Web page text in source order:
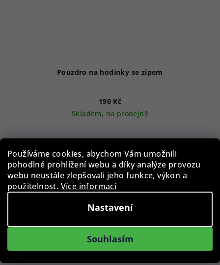
Používáme cookies, abychom Vám umožnili
pohodlné prohlížení webu a díky analýze provozu
webu neustále zlepšovali jeho funkce, výkon a
použitelnost. Více informací
Nastavení
Souhlasím
Pouzdro na hodinky se zipem
190 Kč
Skladem, na prodejně
hodnocení
produktu
je
4,8
z
5
Do košíku